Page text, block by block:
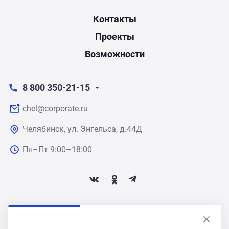
Контакты
Проекты
Возможности
8 800 350-21-15
chel@corporate.ru
Челябинск, ул. Энгельса, д.44Д
Пн–Пт 9:00–18:00